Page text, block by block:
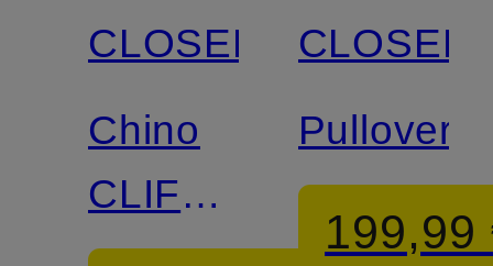
Zertifiziert
CLOSED
Chino
CLIFTON
Zertifiziert
CLOSED
Pullover
199,99